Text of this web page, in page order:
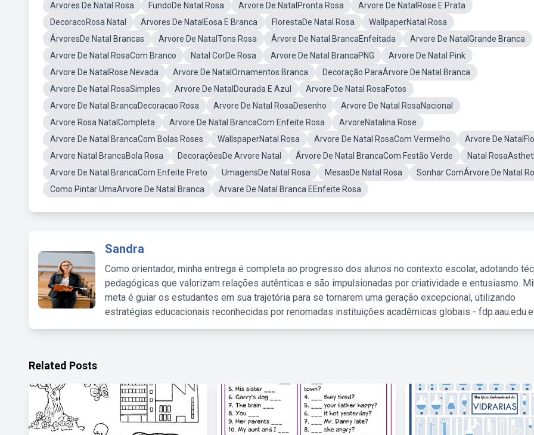
Arvores De Natal Rosa
FundoDe Natal Rosa Arvore De NatalPronta Rosa
Arvore De NatalRose E Prata
DecoracoRosa Natal
Arvores De NatalEosa E Branca FlorestaDe Natal Rosa
WallpaperNatal Rosa
ÁrvoresDe Natal Brancas
Arvore De NatalTons Rosa Árvore De Natal BrancaEnfeitada
Arvore De NatalGrande Branca
Arvore De Natal RosaCom Branco
Natal CorDe Rosa Arvore De Natal BrancaPNG
Arvore De Natal Pink
Arvore De NatalRose Nevada
Arvore De NatalOrnamentos Branca
Decoração ParaÁrvore De Natal Branca
Arvore De Natal RosaSimples
Arvore De NatalDourada E Azul
Arvore De Natal RosaFotos
Arvore De Natal BrancaDecoracao Rosa
Arvore De Natal RosaDesenho
Arvore De Natal RosaNacional
Arvore Rosa NatalCompleta
Arvore De Natal BrancaCom Enfeite Rosa
ArvoreNatalina Rose
Arvore De Natal BrancaCom Bolas Roses
WallspaperNatal Rosa Arvore De Natal RosaCom Vermelho
Arvore De
Arvore Natal BrancaBola Rosa
DecoraçõesDe Arvore Natal Árvore De Natal BrancaCom Festão Verde
Natal
Arvore De Natal BrancaCom Enfeite Preto
UmagensDe Natal Rosa MesasDe Natal Rosa
Sonhar ComÁrvore De Natal
Como Pintar UmaArvore De Natal Branca
Arvare De Natal Branca EEnfeite Rosa
Sandra
Como orientador, minha entrega é completa ao progresso dos alunos no contexto escolar, adotando
pedagógicas que valorizam relações autênticas e são impulsionadas por criatividade e entusiasmo.
meta é guiar os estudantes em sua trajetória para se tornarem uma geração excepcional, utilizando
estratégias educacionais reconhecidas por renomadas instituições acadêmicas globais -
Related Posts